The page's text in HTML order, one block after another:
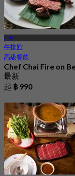
邦帕
牛排館
高級餐飲
Chef Chai Fire on
最新
起 ฿ 990